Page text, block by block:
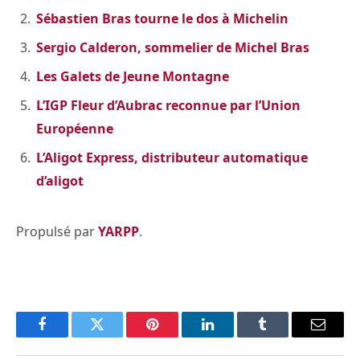
Sébastien Bras tourne le dos à Michelin
Sergio Calderon, sommelier de Michel Bras
Les Galets de Jeune Montagne
L’IGP Fleur d’Aubrac reconnue par l’Union
Européenne
L’Aligot Express, distributeur automatique
d’aligot
Propulsé parYARPP.
FacebookTwitter Pinterest LinkedInTumblr Email